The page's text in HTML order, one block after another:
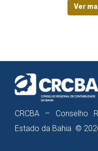
Ver
CRCBA – Conselho
Estado da Bahia ©